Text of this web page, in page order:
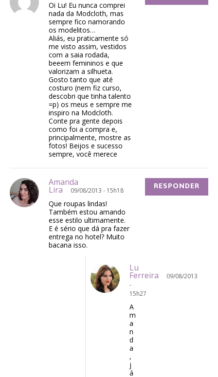
Oi Lu! Eu nunca comprei
nada da Modcloth, mas
sempre fico namorando
os modelitos…
Aliás, eu praticamente só
me visto assim, vestidos
com a saia rodada,
beeem femininos e que
valorizam a silhueta.
Gosto tanto que até
costuro (nem fiz curso,
descobri que tinha talento
=p) os meus e sempre me
inspiro na Modcloth.
Conte pra gente depois
como foi a compra e,
principalmente, mostre as
fotos! Beijos e sucesso
sempre, você merece
Amanda
Lira 09/08/2013 - 15h18
Que roupas lindas!
Também estou amando
esse estilo ultimamente.
E é sério que dá pra fazer
entrega no hotel? Muito
bacana isso.
RESPONDER
Lu
Ferreira
09/08/2013
-
15h27
A
m
a
n
d
a
,
j
á